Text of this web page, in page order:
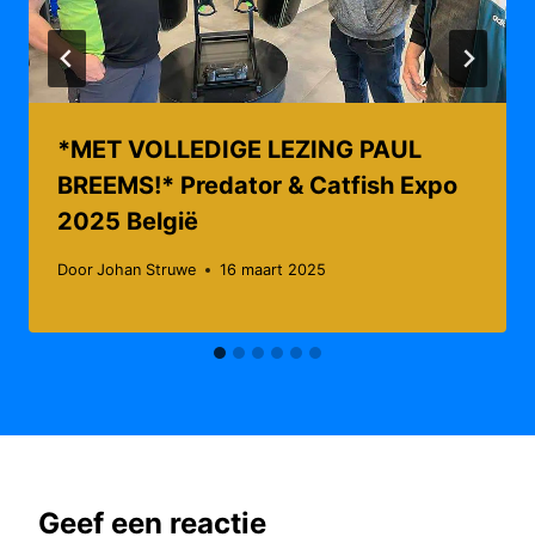
*MET VOLLEDIGE LEZING PAUL
BREEMS!* Predator & Catfish Expo
2025 België
Door Johan Struwe 16 maart 2025
Geef een reactie